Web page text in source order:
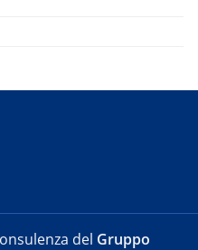
del Gruppo